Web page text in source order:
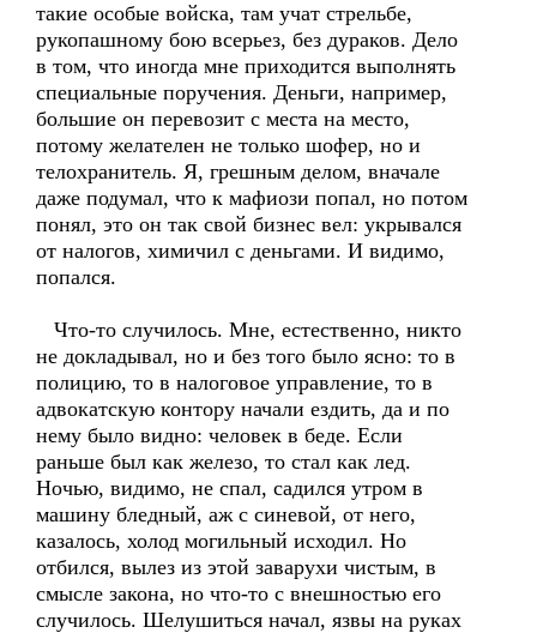
такие особые войска, там учат стрельбе,
рукопашному бою всерьез, без дураков. Дело
в том, что иногда мне приходится выполнять
специальные поручения. Деньги, например,
большие он перевозит с места на место,
потому желателен не только шофер, но и
телохранитель. Я, грешным делом, вначале
даже подумал, что к мафиози попал, но потом
понял, это он так свой бизнес вел: укрывался
от налогов, химичил с деньгами. И видимо,
попался.
Что-то случилось. Мне, естественно, никто
не докладывал, но и без того было ясно: то в
полицию, то в налоговое управление, то в
адвокатскую контору начали ездить, да и по
нему было видно: человек в беде. Если
раньше был как железо, то стал как лед.
Ночью, видимо, не спал, садился утром в
машину бледный, аж с синевой, от него,
казалось, холод могильный исходил. Но
отбился, вылез из этой заварухи чистым, в
смысле закона, но что-то с внешностью его
случилось. Шелушиться начал, язвы на руках